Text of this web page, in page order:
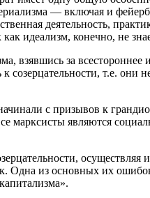
— включая и
деятельность,
идеализм, конечно, не
взявшись за
созерцательности, т.е.
с призывов к
марксисты являются
Одна из основных их